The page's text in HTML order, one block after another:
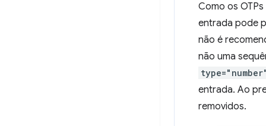
Como os
entrada pode
não é
não uma
entrada. Ao
removidos.